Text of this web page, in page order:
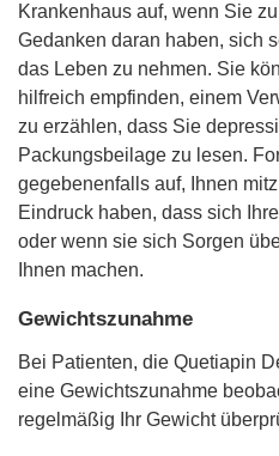
Krankenhaus auf, wenn Sie
Gedanken daran haben, sich
das Leben zu nehmen. Sie
hilfreich empfinden, einem
zu erzählen, dass Sie
Packungsbeilage zu lesen.
gegebenenfalls auf, Ihnen
Eindruck haben, dass sich
oder wenn sie sich Sorgen
Ihnen machen.
Gewichtszunahme
Bei Patienten, die Quetiapin
eine Gewichtszunahme
regelmäßig Ihr Gewicht